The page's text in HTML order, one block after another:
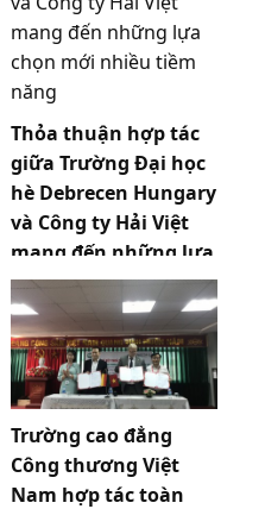
Thỏa thuận hợp tác
giữa Trường Đại học
hè Debrecen Hungary
và Công ty Hải Việt
mang đến những lựa
chọn mới nhiều tiềm
năng
23.10.2022
Trường cao đẳng
Công thương Việt
Nam hợp tác toàn